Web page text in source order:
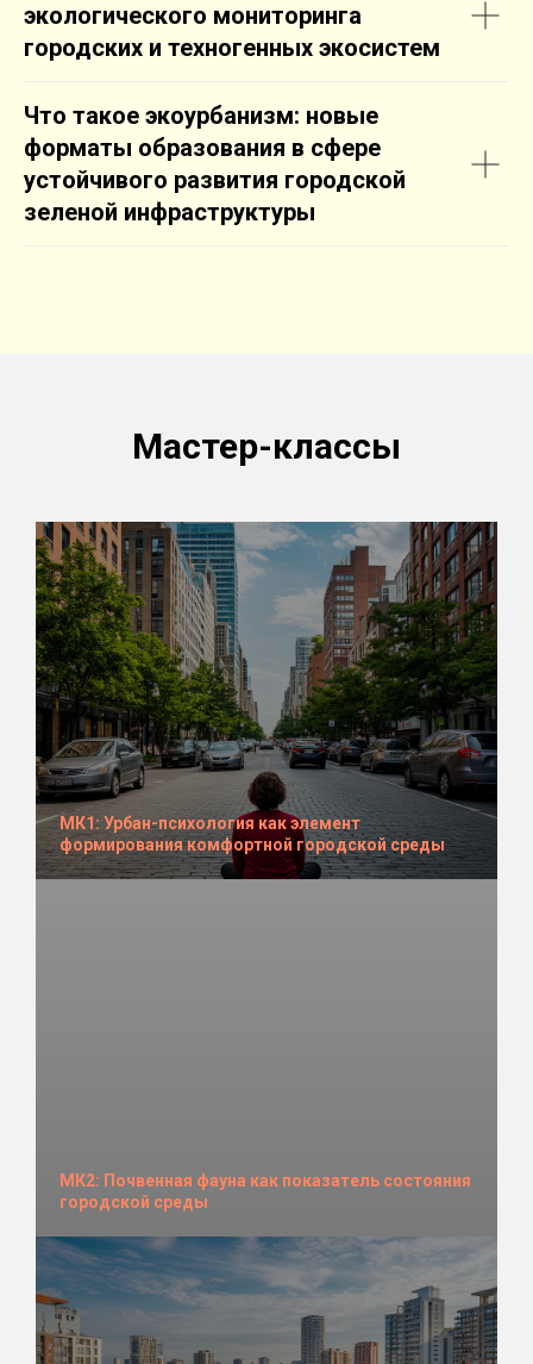
экологического мониторинга
городских и техногенных экосистем
Что такое экоурбанизм: новые
форматы образования в сфере
устойчивого развития городской
зеленой инфраструктуры
Мастер-классы
МК1: Урбан-психология как элемент
формирования комфортной городской среды
МК2: Почвенная фауна как показатель состояния
городской среды